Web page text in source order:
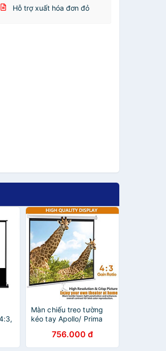
Hỗ trợ xuất hóa đơn đỏ
Màn chiếu treo tường
kéo tay Apollo/ Prima
đến 150inch tỉ lệ 4:3 -
Hàng nhập khẩu
756.000 đ